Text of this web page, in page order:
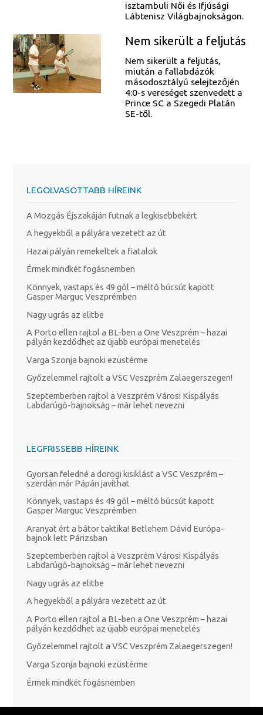
isztambuli Női és Ifjúsági
Lábtenisz Világbajnokságon.
Nem sikerült a feljutás
Nem sikerült a feljutás,
miután a fallabdázók
másodosztályú selejtezőjén
4:0-s vereséget szenvedett a
Prince SC a Szegedi Platán
SE-től.
LEGOLVASOTTABB HÍREINK
A Mozgás Éjszakáján futnak a legkisebbekért
A hegyekből a pályára vezetett az út
Hazai pályán remekeltek a fiatalok
Érmek mindkét fogásnemben
Könnyek, vastaps és 49 gól – méltó búcsút kapott
Gasper Marguc Veszprémben
Nagy ugrás az elitbe
A Porto ellen rajtol a BL-ben a One Veszprém – hazai
pályán kezdődhet az újabb európai menetelés
Varga Szonja bajnoki ezüstérme
Győzelemmel rajtolt a VSC Veszprém Zalaegerszegen!
Szeptemberben rajtol a Veszprém Városi Kispályás
Labdarúgó-bajnokság – már lehet nevezni
LEGFRISSEBB HÍREINK
Gyorsan feledné a dorogi kisiklást a VSC Veszprém –
szerdán már Pápán javíthat
Könnyek, vastaps és 49 gól – méltó búcsút kapott
Gasper Marguc Veszprémben
Aranyat ért a bátor taktika! Betlehem Dávid Európa-
bajnok lett Párizsban
Szeptemberben rajtol a Veszprém Városi Kispályás
Labdarúgó-bajnokság – már lehet nevezni
Nagy ugrás az elitbe
A hegyekből a pályára vezetett az út
A Porto ellen rajtol a BL-ben a One Veszprém – hazai
pályán kezdődhet az újabb európai menetelés
Győzelemmel rajtolt a VSC Veszprém Zalaegerszegen!
Varga Szonja bajnoki ezüstérme
Érmek mindkét fogásnemben